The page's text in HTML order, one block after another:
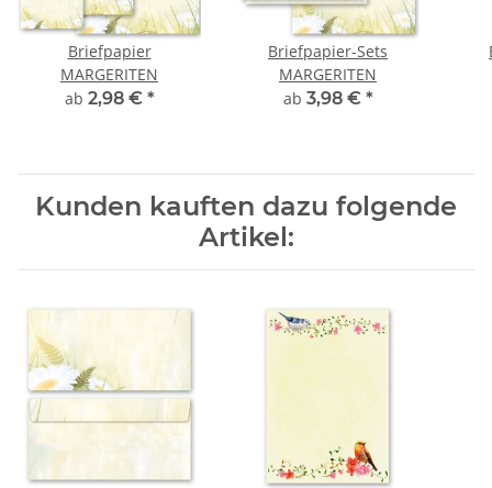
Briefpapier
MARGERITEN
ab 2,98 € *
Briefpapier-Sets
MARGERITEN
ab 3,98 € *
Kunden kauften dazu folgende
Artikel: